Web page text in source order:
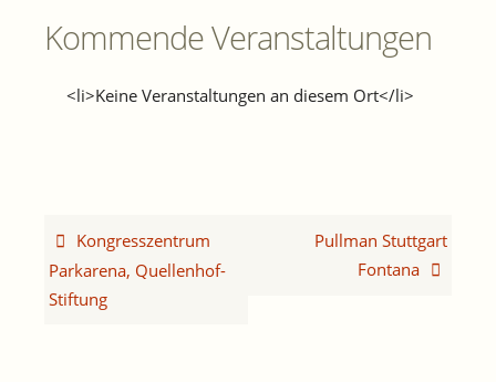
Kommende Veranstaltungen
<li>Keine Veranstaltungen an diesem Ort</li>
Kongresszentrum
Parkarena, Quellenhof-
Stiftung
Pullman Stuttgart
Fontana